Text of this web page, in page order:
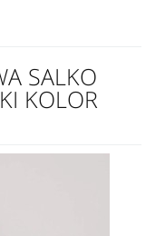
SALKO
KOLOR